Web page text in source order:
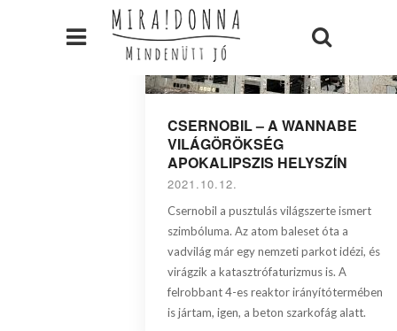
CSERNOBIL – A WANNABE
VILÁGÖRÖKSÉG
APOKALIPSZIS HELYSZÍN
2021.10.12.
Csernobil a pusztulás világszerte ismert
szimbóluma. Az atom baleset óta a
vadvilág már egy nemzeti parkot idézi, és
virágzik a katasztrófaturizmus is. A
felrobbant 4-es reaktor irányítótermében
is jártam, igen, a beton szarkofág alatt.